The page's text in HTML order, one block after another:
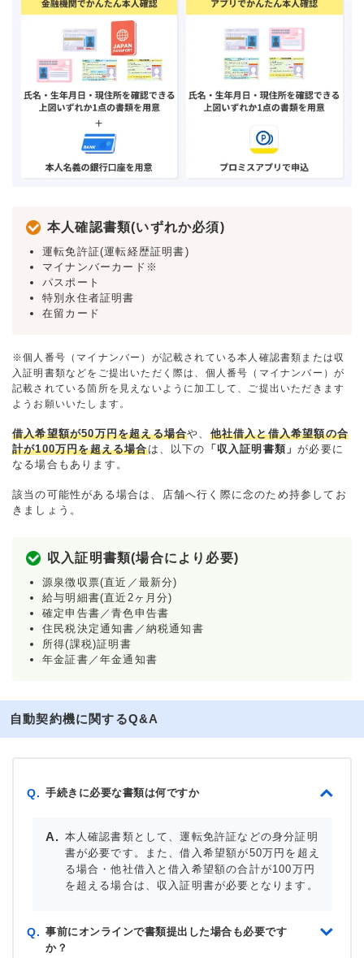
本人確認書類(いずれか必須)
運転免許証(運転経歴証明書)
マイナンバーカード※
パスポート
特別永住者証明書
在留カード
※個人番号（マイナンバー）が記載されている本人確認書類または収
入証明書類などをご提出いただく際は、個人番号（マイナンバー）が
記載されている箇所を見えないように加工して、ご提出いただきます
ようお願いいたします。
借入希望額が50万円を超える場合や、 他社借入と借入希望額の合
計が100万円を超える場合は、以下の 「収入証明書類」が必要に
なる場合もあります。
該当の可能性がある場合は、店舗へ行く際に念のため持参してお
きましょう。
収入証明書類(場合により必要)
源泉徴収票(直近／最新分)
給与明細書(直近2ヶ月分)
確定申告書／青色申告書
住民税決定通知書／納税通知書
所得(課税)証明書
年金証書／年金通知書
自動契約機に関するQ&A
Q. 手続きに必要な書類は何ですか
本人確認書類として、運転免許証などの身分証明
書が必要です。また、借入希望額が50万円を超え
る場合・他社借入と借入希望額の合計が100万円
を超える場合は、収入証明書が必要となります。
Q. 事前にオンラインで書類提出した場合も必要です
か？